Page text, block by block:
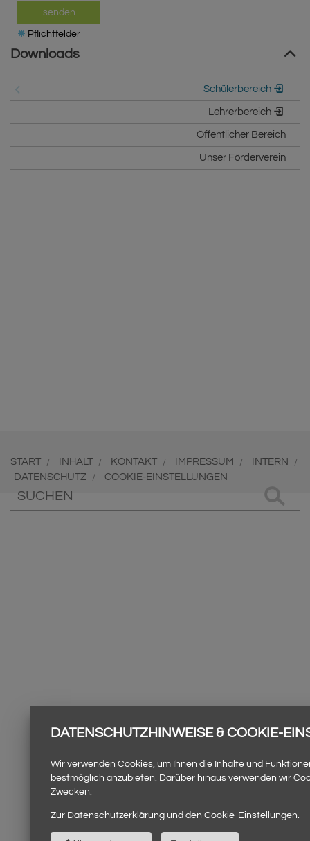
senden
Pflichtfelder
Downloads
Schülerbereich
Lehrerbereich
Öffentlicher Bereich
Unser Förderverein
START / INHALT / KONTAKT / IMPRESSUM / INTERN /
DATENSCHUTZ / COOKIE-EINSTELLUNGEN
DATENSCHUTZHINWEISE & COOKIE-
Wir verwenden Cookies, um Ihnen die Inhalte und
bestmöglich anzubieten. Darüber hinaus verwenden wir
Zwecken.
Zur Datenschutzerklärungund den Cookie-Einstellungen.